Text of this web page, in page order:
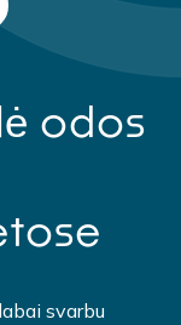
odos
svarbu